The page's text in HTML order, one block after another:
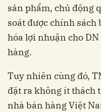
sản phẩm, chủ động
soát được chính
hóa lợi nhuận cho
hàng.
Tuy nhiên cùng đó,
đặt ra không ít thách
nhà bán hàng Việt